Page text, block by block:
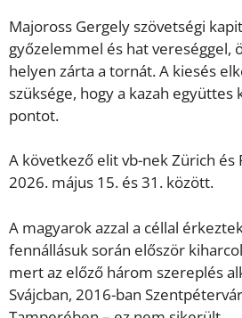
Majoross Gergely szövetségi
győzelemmel és hat vereséggel,
helyen zárta a tornát. A kiesés
szüksége, hogy a kazah együttes
pontot.
A következő elit vb-nek Zürich
2026. május 15. és 31. között.
A magyarok azzal a céllal
fennállásuk során először
mert az előző három szereplés
Svájcban, 2016-ban